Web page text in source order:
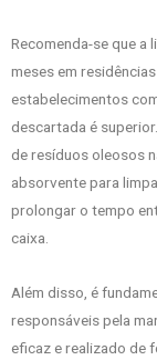
Recomenda-se que a
meses em
estabelecimentos
descartada é
de resíduos oleosos
absorvente para
prolongar o tempo
caixa.
Além disso, é
responsáveis pela
eficaz e realizado de